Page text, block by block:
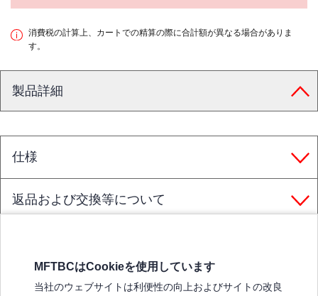
消費税の計算上、カートでの精算の際に合計額が異なる場合がありま
す。
製品詳細
仕様
返品および交換等について
MFTBCはCookieを使用しています
当社のウェブサイトは利便性の向上およびサイトの改良